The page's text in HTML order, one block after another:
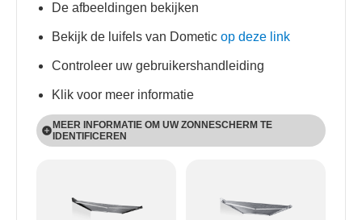
De afbeeldingen bekijken
Bekijk de luifels van Dometicop deze link
Controleer uw gebruikershandleiding
Klik voor meer informatie
MEER INFORMATIE OM UW ZONNESCHERM TE
IDENTIFICEREN